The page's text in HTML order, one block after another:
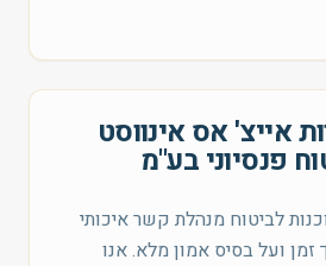
אייצ' אס אינווסט
פנסיוני בע"מ
לביטוח מנהלת קשר איכותי
זמן ועל בסיס אמון מלא. אנו